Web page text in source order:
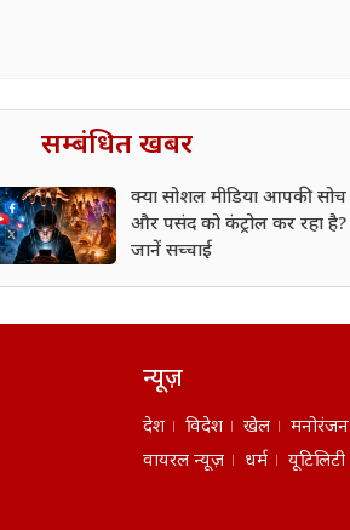
सम्बंधित खबर
क्या सोशल मीडिया आपकी सोच
और पसंद को कंट्रोल कर रहा है?
जानें सच्चाई
न्यूज़
देश विदेश खेल मनोरंजन
वायरल न्यूज़
धर्म यूटिलिटी